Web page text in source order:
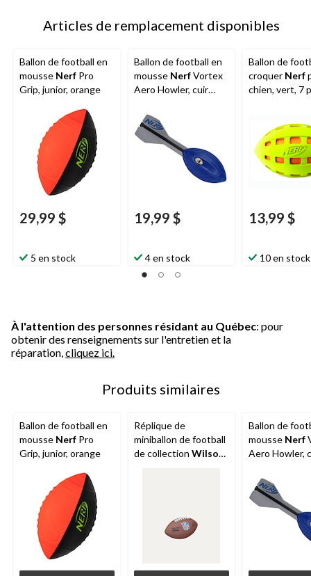
Articles de remplacement disponibles
Ballon de football en
mousse Nerf Pro
Grip, junior, orange
29,99 $
5 en stock
Ballon de football en
mousse NerfVortex
Aero Howler, cuir
taille 12
19,99 $
4 en stock
Ballon de
croquer Nerf
chien, vert, 7
13,99 $
10 en stock
À l'attention des personnes résidant au Québec: pour
obtenir des renseignements sur l'entretien et la
réparation,cliquez ici.
Produits similaires
Ballon de football en
mousse Nerf Pro
Grip, junior, orange
Réplique de
miniballon de football
de collection Wilson
Ballon de
mousse Nerf
Aero Howler,
taille 12